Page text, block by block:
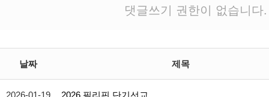
댓글쓰기 권한이 없습니다.
날짜 제목
2026-01-19 2026 필리핀 단기선교